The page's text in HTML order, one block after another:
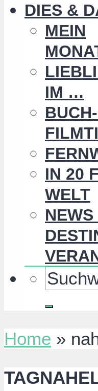
DIES &
MEIN
IM …
IN 20
WELT
NEWS
Home »